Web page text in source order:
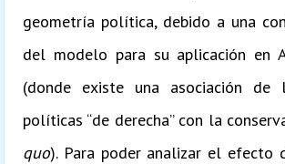
geometría política, debido a una
del modelo para su aplicación en
(donde existe una asociación de
políticas “de derecha” con la
quo). Para poder analizar el efecto